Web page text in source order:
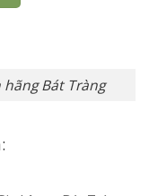
Bát Tràng